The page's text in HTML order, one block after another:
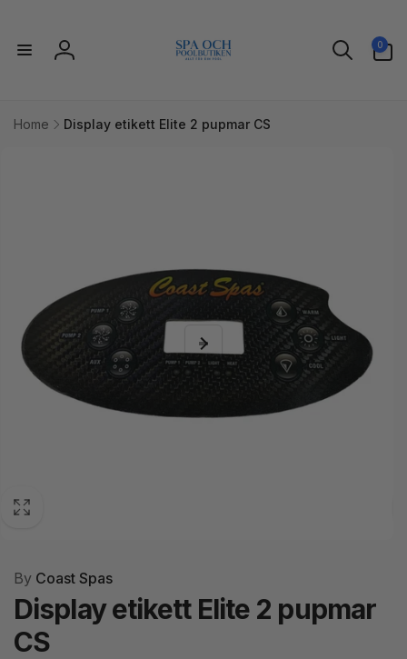
innehåll
Logga
0
artiklar
Home
Display etikett Elite 2 pupmar CS
By Coast Spas
Display etikett Elite 2 pupmar
CS